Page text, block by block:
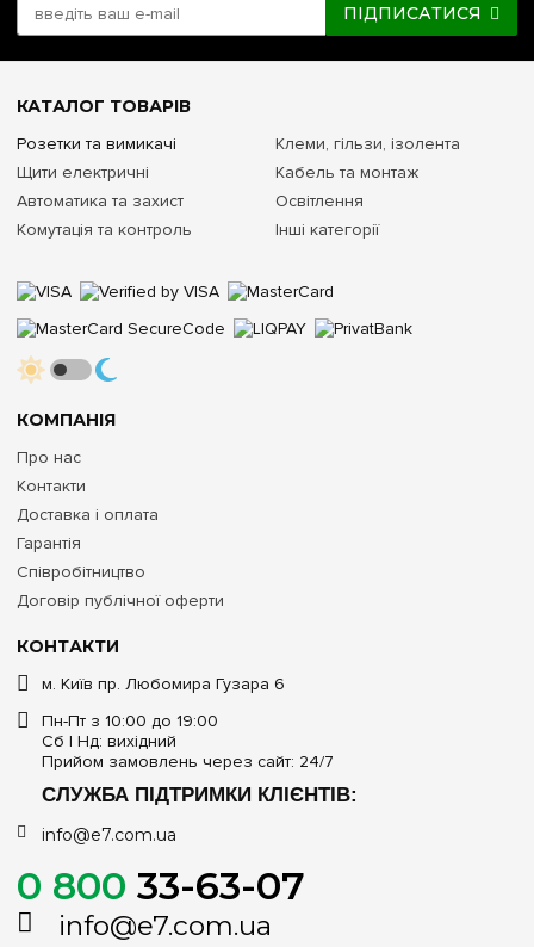
ПІДПИСАТИСЯ
КОНТАКТИ
м. Київ пр. Любомира Гузара 6
Пн-Пт з 10:00 до 19:00
Сб | Нд: вихідний
Прийом замовлень через сайт: 24/7
СЛУЖБА ПІДТРИМКИ КЛІЄНТІВ:
info@e7.com.ua
0 800 33-63-07
info@e7.com.ua
КОМПАНІЯ
Про нас
Контакти
Доставка і оплата
Гарантія
Співробітництво
Договір публічної оферти
КАТАЛОГ ТОВАРІВ
Розетки та вимикачі
Щити електричні
Автоматика та захист
Комутація та контроль
Клеми, гільзи, ізолента
Кабель та монтаж
Освітлення
Інші категорії